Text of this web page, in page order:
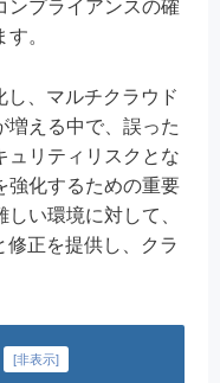
ンプライアンスの確
。
、マルチクラウド
増える中で、誤った
ュリティリスクとな
強化するための重要
い環境に対して、
正を提供し、クラ
[非表示]